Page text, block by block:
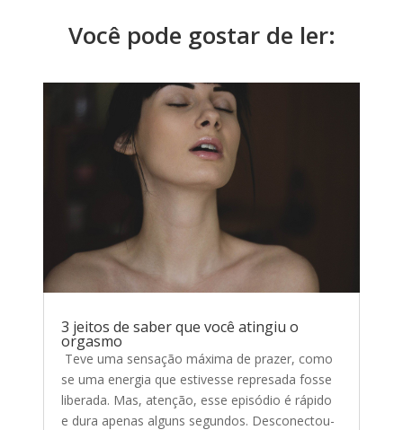
Você pode gostar de ler:
3 jeitos de saber que você atingiu o
orgasmo
Teve uma sensação máxima de prazer, como
se uma energia que estivesse represada fosse
liberada. Mas, atenção, esse episódio é rápido
e dura apenas alguns segundos. Desconectou-